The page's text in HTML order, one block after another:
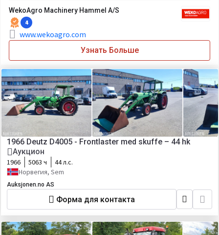
WekoAgro Machinery Hammel A/S
4
www.wekoagro.com
Узнать Больше
1966 Deutz D4005 - Frontlaster med skuffe – 44 hk
Аукцион
1966 5063 ч
44 л.с.
Норвегия, Sem
Auksjonen.no AS
Форма для контакта